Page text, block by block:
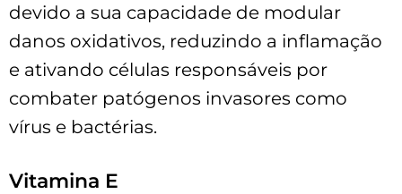
devido a sua capacidade de modular
danos oxidativos, reduzindo a inflamação
e ativando células responsáveis por
combater patógenos invasores como
vírus e bactérias.
Vitamina E